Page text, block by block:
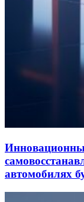
автомобилях